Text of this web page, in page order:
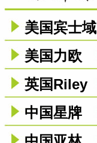
美国宾士域
美国力欧
英国Riley
中国星牌